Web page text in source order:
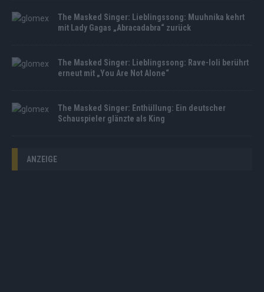
The Masked Singer: Lieblingssong: Muuhnika kehrt
mit Lady Gagas „Abracadabra“ zurück
The Masked Singer: Lieblingssong: Rave-Ioli berührt
erneut mit „You Are Not Alone“
The Masked Singer: Enthüllung: Ein deutscher
Schauspieler glänzte als King
ANZEIGE